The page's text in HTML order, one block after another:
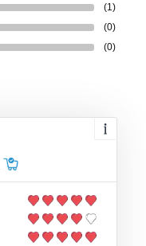
(1)
(0)
(0)